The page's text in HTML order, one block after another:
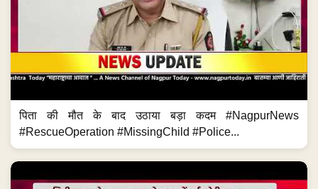
पिता की मौत के बाद उठाया बड़ा कदम #NagpurNews
#RescueOperation #MissingChild #Police...